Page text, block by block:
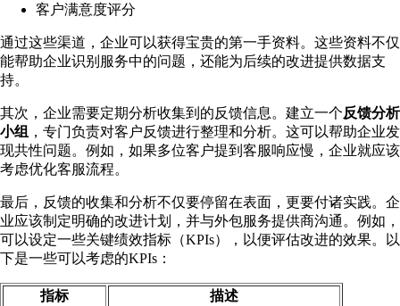
客户满意度评分
通过这些渠道，企业可以获得宝贵的第一手资料。这些资料不仅
能帮助企业识别服务中的问题，还能为后续的改进提供数据支
持。
其次，企业需要定期分析收集到的反馈信息。建立一个反馈分析
小组 ，专门负责对客户反馈进行整理和分析。这可以帮助企业发
现共性问题。例如，如果多位客户提到客服响应慢，企业就应该
考虑优化客服流程。
最后，反馈的收集和分析不仅要停留在表面，更要付诸实践。企
业应该制定明确的改进计划，并与外包服务提供商沟通。例如，
可以设定一些关键绩效指标（KPIs），以便评估改进的效果。以
下是一些可以考虑的KPIs：
指标
描述